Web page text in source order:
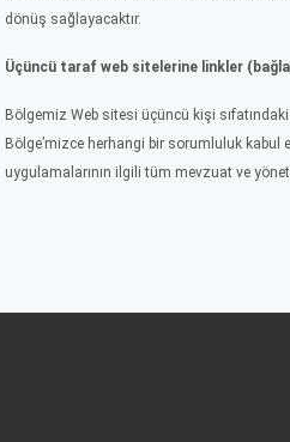
dönüş sağlayacaktır.
Üçüncü taraf web sitelerine linkler
Bölgemiz Web sitesi üçüncü kişi
Bölge’mizce herhangi bir sorumluluk
uygulamalarının ilgili tüm mevzuat ve